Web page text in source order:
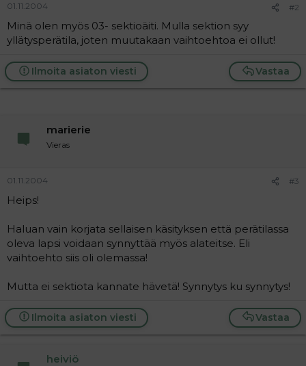
01.11.2004 #2
Minä olen myös 03- sektioäiti. Mulla sektion syy
yllätysperätila, joten muutakaan vaihtoehtoa ei ollut!
Vastaa
Ilmoita asiaton viesti
marierie
Vieras
01.11.2004 #3
Heips!
Haluan vain korjata sellaisen käsityksen että perätilassa
oleva lapsi voidaan synnyttää myös alateitse. Eli
vaihtoehto siis oli olemassa!
Mutta ei sektiota kannate hävetä! Synnytys ku synnytys!
Vastaa
Ilmoita asiaton viesti
heiviö